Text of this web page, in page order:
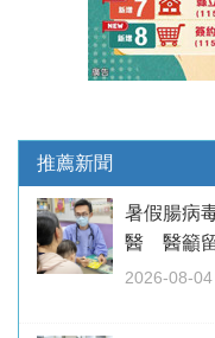
推薦新聞
暑假腸病
醫 醫籲
2026-08-